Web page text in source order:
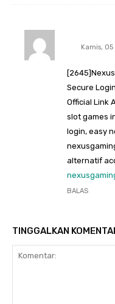
Kamis,
Secure
Official Link
slot games
login, easy
alternatif
BALAS
TINGGALKAN